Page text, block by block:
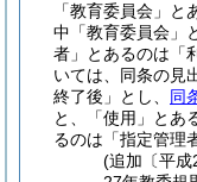
「教育委員会」と
中「教育委員会」
者」とあるのは「
いては、同条の見
終了後」とし、 同
と、「使用」とあ
るのは「指定管理
(追加〔平